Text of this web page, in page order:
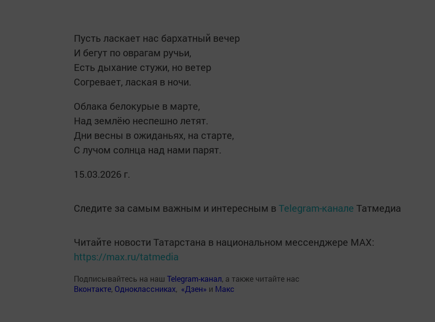
Пусть ласкает нас бархатный вечер
И бегут по оврагам ручьи,
Есть дыхание стужи, но ветер
Согревает, лаская в ночи.
Облака белокурые в марте,
Над землёю неспешно летят.
Дни весны в ожиданьях, на старте,
С лучом солнца над нами парят.
15.03.2026 г.
Следите за самым важным и интересным в Telegram-канале Татмедиа
Читайте новости Татарстана в национальном мессенджере MАХ:
https://max.ru/tatmedia
Подписывайтесь на наш Telegram-канал, а также читайте нас
Вконтакте, Одноклассниках, «Дзен» и Макс